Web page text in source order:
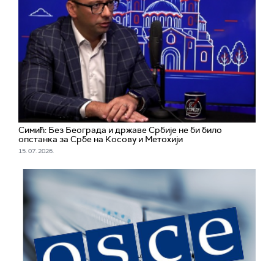
Симић: Без Београда и државе Србије не би било
опстанка за Србе на Косову и Метохији
15. 07. 2026.